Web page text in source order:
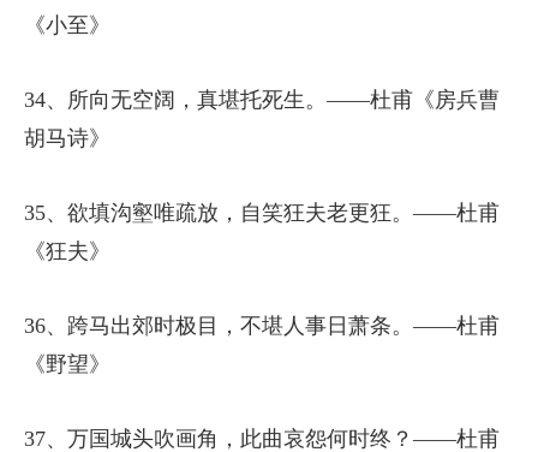
《小至》
34、所向无空阔，真堪托死生。——杜甫《房兵曹
胡马诗》
35、欲填沟壑唯疏放，自笑狂夫老更狂。——杜甫
《狂夫》
36、跨马出郊时极目，不堪人事日萧条。——杜甫
《野望》
37、万国城头吹画角，此曲哀怨何时终？——杜甫